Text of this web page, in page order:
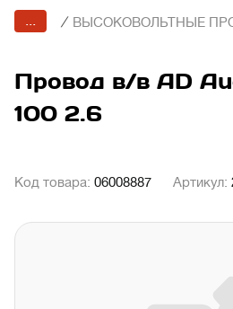
... / ВЫСОКОВОЛЬТНЫЕ
Провод в/в AD
100 2.6
Код товара: 06008887 Артикул: